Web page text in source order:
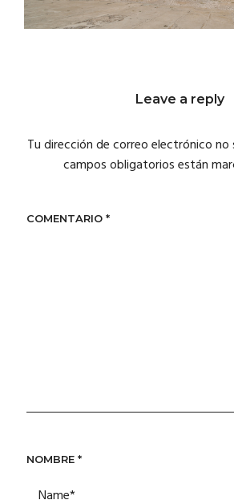
Leave a reply
Tu dirección de correo electrónico no
campos obligatorios están
COMENTARIO *
NOMBRE *